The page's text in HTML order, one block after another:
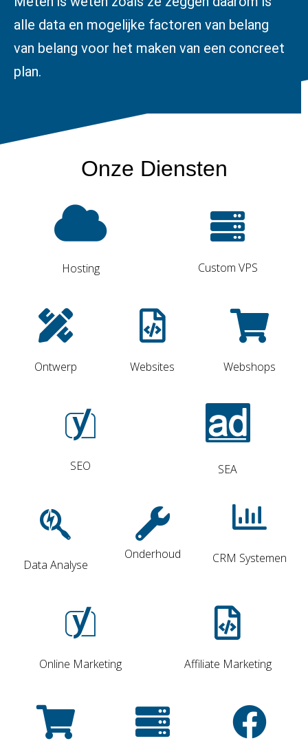
alle data en mogelijke factoren van belang
van belang voor het maken van een concreet
plan.
Onze Diensten
Hosting Custom VPS
Ontwerp Websites Webshops
SEO SEA
Data Analyse
Onderhoud CRM Systemen
Online Marketing Affiliate Marketing